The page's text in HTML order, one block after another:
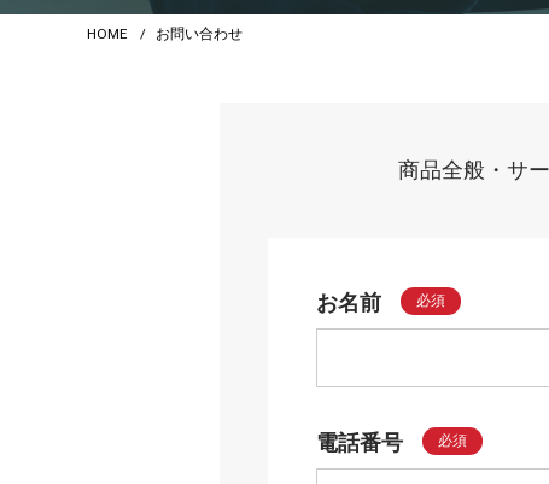
HOME お問い合わせ
商品全般・サ
お名前 必須
電話番号 必須